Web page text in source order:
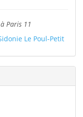
Paris 11
Le Poul-Petit